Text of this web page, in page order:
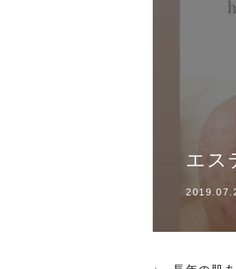
エス